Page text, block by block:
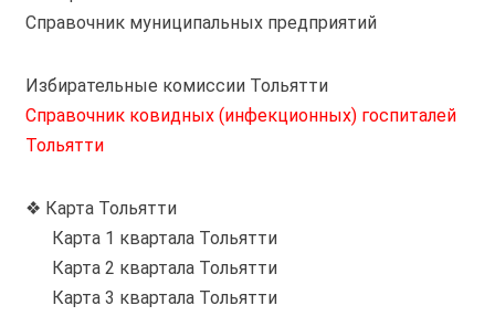
Справочник муниципальных предприятий
Избирательные комиссии Тольятти
Справочник ковидных (инфекционных) госпиталей
Тольятти
❖ Карта Тольятти
Карта 1 квартала Тольятти
Карта 2 квартала Тольятти
Карта 3 квартала Тольятти